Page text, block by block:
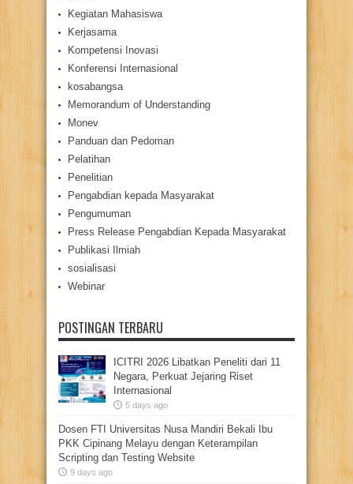
Kegiatan Mahasiswa
Kerjasama
Kompetensi Inovasi
Konferensi Internasional
kosabangsa
Memorandum of Understanding
Monev
Panduan dan Pedoman
Pelatihan
Penelitian
Pengabdian kepada Masyarakat
Pengumuman
Press Release Pengabdian Kepada Masyarakat
Publikasi Ilmiah
sosialisasi
Webinar
POSTINGAN TERBARU
ICITRI 2026 Libatkan Peneliti dari 11
Negara, Perkuat Jejaring Riset
Internasional
5 days ago
Dosen FTI Universitas Nusa Mandiri Bekali Ibu
PKK Cipinang Melayu dengan Keterampilan
Scripting dan Testing Website
9 days ago